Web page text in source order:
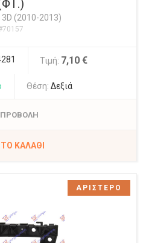
3D (2010-2013)
Τιμή: 7,10 €
Θέση: Δεξιά
ΠΡΟΒΟΛΗ
ΚΑΛΆΘΙ
ΑΡΙΣΤΕΡΟ